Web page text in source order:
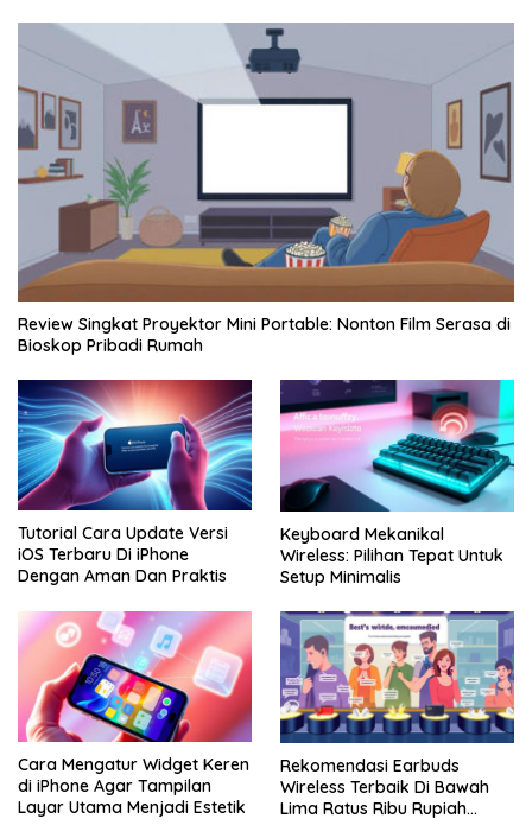
Review Singkat Proyektor Mini Portable: Nonton Film Serasa di
Bioskop Pribadi Rumah
Tutorial Cara Update Versi
iOS Terbaru Di iPhone
Dengan Aman Dan Praktis
Keyboard Mekanikal
Wireless: Pilihan Tepat Untuk
Setup Minimalis
Cara Mengatur Widget Keren
di iPhone Agar Tampilan
Layar Utama Menjadi Estetik
Rekomendasi Earbuds
Wireless Terbaik Di Bawah
Lima Ratus Ribu Rupiah